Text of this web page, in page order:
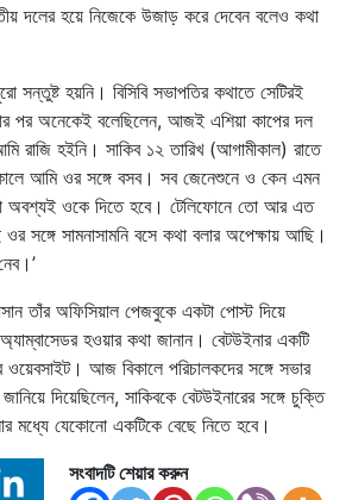
দলের হয়ে নিজেকে উজাড় করে দেবেন বলেও কথা
সন্তুষ্ট হয়নি। বিসিবি সভাপতির কথাতে সেটিরই
পর অনেকেই বলেছিলেন, আজই এশিয়া কাপের দল
রাজি হইনি। সাকিব ১২ তারিখ (আগামীকাল) রাতে
আমি ওর সঙ্গে বসব। সব জেনেশুনে ও কেন এমন
অবশ্যই ওকে দিতে হবে। টেলিফোনে তো আর এত
সঙ্গে সামনাসামনি বসে কথা বলার অপেক্ষায় আছি।
তাঁর অফিসিয়াল পেজবুকে একটা পোস্ট দিয়ে
হওয়ার কথা জানান। বেটউইনার একটি
ওয়েবসাইট। আজ বিকালে পরিচালকদের সঙ্গে সভার
দিয়েছিলেন, সাকিবকে বেটউইনারের সঙ্গে চুক্তি
মধ্যে যেকোনো একটিকে বেছে নিতে হবে।
সংবাদটি শেয়ার করুন